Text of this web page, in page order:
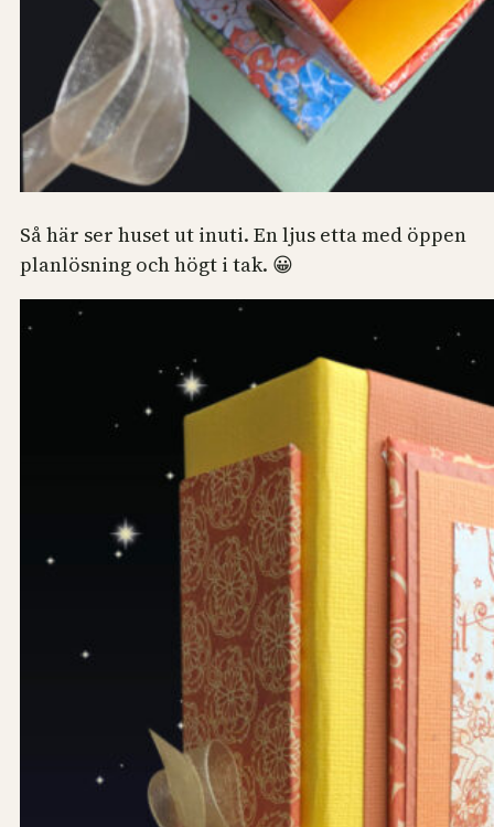
Så här ser huset ut inuti. En ljus etta med öppen
planlösning och högt i tak. 😀